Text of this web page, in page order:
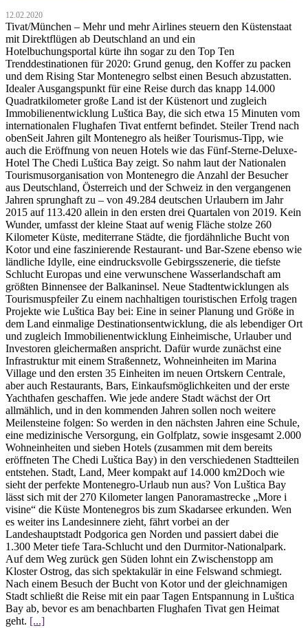
12.02.2020
Tivat/München – Mehr und mehr Airlines steuern den Küstenstaat
mit Direktflügen ab Deutschland an und ein
Hotelbuchungsportal kürte ihn sogar zu den Top Ten
Trenddestinationen für 2020: Grund genug, den Koffer zu packen
und dem Rising Star Montenegro selbst einen Besuch abzustatten.
Idealer Ausgangspunkt für eine Reise durch das knapp 14.000
Quadratkilometer große Land ist der Küstenort und zugleich
Immobilienentwicklung Luštica Bay, die sich etwa 15 Minuten vom
internationalen Flughafen Tivat entfernt befindet. Steiler Trend nach
obenSeit Jahren gilt Montenegro als heißer Tourismus-Tipp, wie
auch die Eröffnung von neuen Hotels wie das Fünf-Sterne-Deluxe-
Hotel The Chedi Luštica Bay zeigt. So nahm laut der Nationalen
Tourismusorganisation von Montenegro die Anzahl der Besucher
aus Deutschland, Österreich und der Schweiz in den vergangenen
Jahren sprunghaft zu – von 49.284 deutschen Urlaubern im Jahr
2015 auf 113.420 allein in den ersten drei Quartalen von 2019. Kein
Wunder, umfasst der kleine Staat auf wenig Fläche stolze 260
Kilometer Küste, mediterrane Städte, die fjordähnliche Bucht von
Kotor und eine faszinierende Restaurant- und Bar-Szene ebenso wie
ländliche Idylle, eine eindrucksvolle Gebirgsszenerie, die tiefste
Schlucht Europas und eine verwunschene Wasserlandschaft am
größten Binnensee der Balkaninsel. Neue Stadtentwicklungen als
Tourismuspfeiler Zu einem nachhaltigen touristischen Erfolg tragen
Projekte wie Luštica Bay bei: Eine in seiner Planung und Größe in
dem Land einmalige Destinationsentwicklung, die als lebendiger Ort
und zugleich Immobilienentwicklung Einheimische, Urlauber und
Investoren gleichermaßen anspricht. Dafür wurde zunächst eine
Infrastruktur mit einem Straßennetz, Wohneinheiten im Marina
Village und den ersten 35 Einheiten im neuen Ortskern Centrale,
aber auch Restaurants, Bars, Einkaufsmöglichkeiten und der erste
Yachthafen geschaffen. Wie jede andere Stadt wächst der Ort
allmählich, und in den kommenden Jahren sollen noch weitere
Meilensteine folgen: So werden in den nächsten Jahren eine Schule,
eine medizinische Versorgung, ein Golfplatz, sowie insgesamt 2.000
Wohneinheiten und sieben Hotels (zusammen mit dem bereits
eröffneten The Chedi Luštica Bay) in den verschiedenen Stadtteilen
entstehen. Stadt, Land, Meer kompakt auf 14.000 km2Doch wie
sieht der perfekte Montenegro-Urlaub nun aus? Von Luštica Bay
lässt sich mit der 270 Kilometer langen Panoramastrecke „More i
visine“ die Küste Montenegros bis zum Skadarsee erkunden. Wen
es weiter ins Landesinnere zieht, fährt vorbei an der
Landeshauptstadt Podgorica gen Norden und passiert dabei die
1.300 Meter tiefe Tara-Schlucht und den Durmitor-Nationalpark.
Auf dem Weg zurück gen Süden lohnt ein Zwischenstopp am
Kloster Ostrog, das sich spektakulär in eine Felswand schmiegt.
Nach einem Besuch der Bucht von Kotor und der gleichnamigen
Stadt schließt die Reise mit ein paar Tagen Entspannung in Luštica
Bay ab, bevor es am benachbarten Flughafen Tivat gen Heimat
geht. [...]